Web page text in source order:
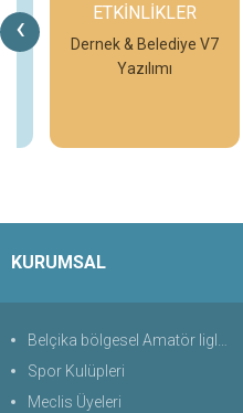
‹ ETKİNLİKLER
Dernek & Belediye V7
Yazılımı
KURUMSAL
Belçika bölgesel Amatör liglerde Türk futbol takımları
Spor Kulüpleri
Meclis Üyeleri